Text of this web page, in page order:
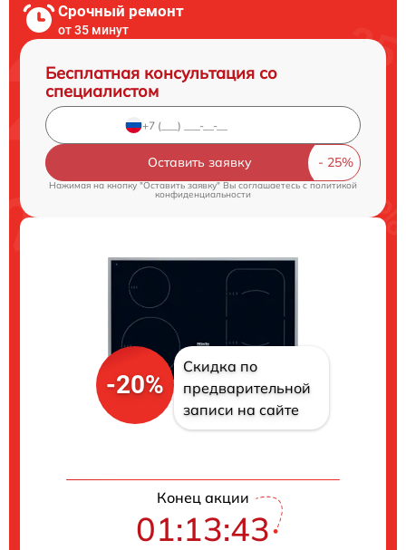
Срочный ремонт
от 35 минут
Бесплатная консультация со
специалистом
Оставить заявку
Нажимая на кнопку "Оставить заявку" Вы соглашаетесь cполитикой
конфиденциальности
-20%
Скидка по
предварительной
записи на сайте
Конец акции
01:13:42